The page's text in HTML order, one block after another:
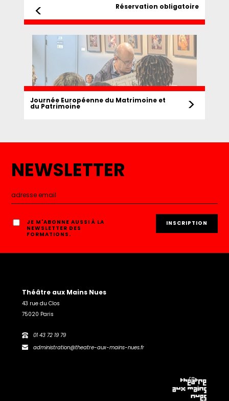
Réservation obligatoire
<
Journée Européenne du Matrimoine et
du Patrimoine >
NEWSLETTER
JE M'ABONNE AUSSI À LA
NEWSLETTER DES
FORMATIONS.
Théâtre aux Mains Nues
43 rue du Clos
75020 Paris
01 43 72 19 79
administration@theatre-aux-mains-nues.fr